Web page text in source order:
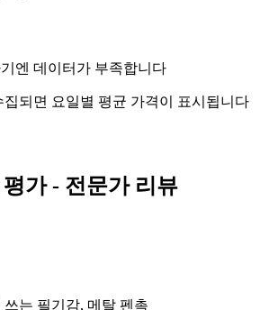
엔 데이터가 부족합니다
되면 요일별 평균 가격이 표시됩니다
가 - 전문가 리뷰
쓰는 필기감, 메탈 펜촉